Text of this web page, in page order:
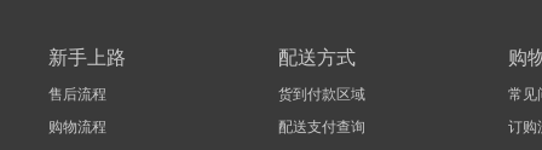
新手上路
售后流程
购物流程
配送方式
货到付款区域
配送支付查询
购
常见
订购